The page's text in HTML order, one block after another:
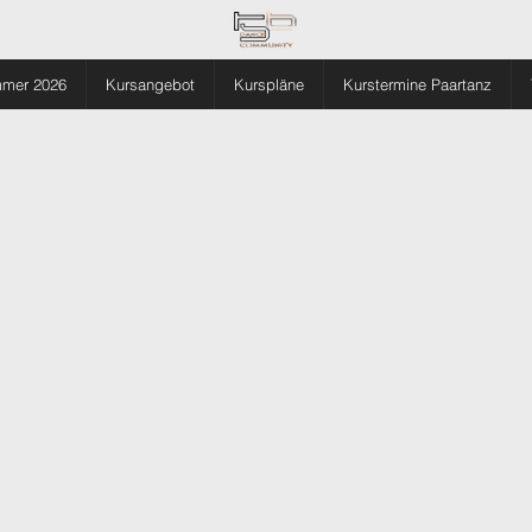
2026 Kursangebot Kurspläne Kurstermine Paartanz